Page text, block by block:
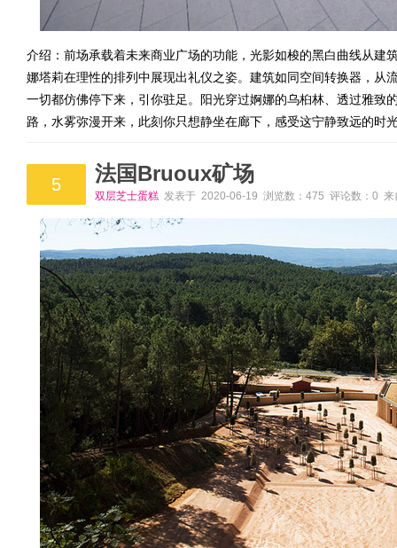
介绍：前场承载着未来商业广场的功能，光影如梭的黑白曲线从建
娜塔莉在理性的排列中展现出礼仪之姿。建筑如同空间转换器，从
一切都仿佛停下来，引你驻足。阳光穿过婀娜的乌桕林、透过雅致
路，水雾弥漫开来，此刻你只想静坐在廊下，感受这宁静致远的时
5 法国Bruoux矿场
双层芝士蛋糕 发表于 2020-06-19 浏览数：475 评论数：0